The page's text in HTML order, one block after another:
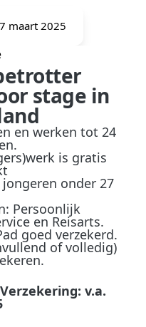
maart 2025
stage in
en werken tot 24
is gratis
onder 27
Persoonlijk
en Reisarts.
goed verzekerd.
of volledig)
v.a.